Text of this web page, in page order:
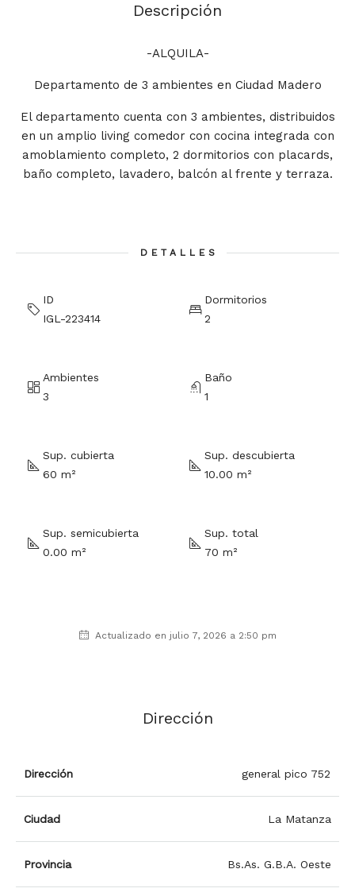
Descripción
-ALQUILA-
Departamento de 3 ambientes en Ciudad Madero
El departamento cuenta con 3 ambientes, distribuidos
en un amplio living comedor con cocina integrada con
amoblamiento completo, 2 dormitorios con placards,
baño completo, lavadero, balcón al frente y terraza.
DETALLES
ID
IGL-223414
Dormitorios
2
Ambientes
3
Baño
1
Sup. cubierta
60 m²
Sup. descubierta
10.00 m²
Sup. semicubierta
0.00 m²
Sup. total
70 m²
Actualizado en julio 7, 2026 a 2:50 pm
Dirección
Dirección general pico 752
Ciudad La Matanza
Provincia Bs.As. G.B.A. Oeste